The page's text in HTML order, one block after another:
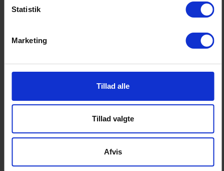
Statistik
Marketing
Tillad alle
Tillad valgte
Afvis
udgangspunkt i input fra en række finanshuse.
Finanshusenes input for afkastforventningerne
for 2. halvår 2026 er opgjort pr 31. december
2025.